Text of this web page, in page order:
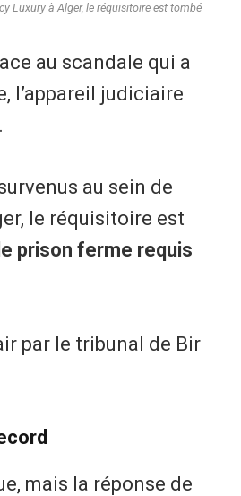
Luxury à Alger, le réquisitoire est tombé
au scandale qui a
l’appareil judiciaire
au sein de
le réquisitoire est
prison ferme requis
par le tribunal de Bir
mais la réponse de